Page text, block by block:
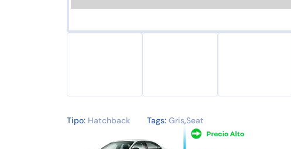
Tipo: Hatchback Tags: Gris,Seat